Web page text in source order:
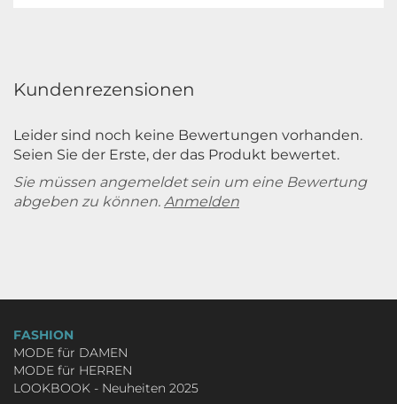
Kundenrezensionen
Leider sind noch keine Bewertungen vorhanden.
Seien Sie der Erste, der das Produkt bewertet.
Sie müssen angemeldet sein um eine Bewertung
abgeben zu können. Anmelden
FASHION
MODE für DAMEN
MODE für HERREN
LOOKBOOK - Neuheiten 2025